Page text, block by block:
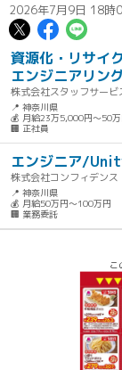
2026年7月9日 18時
この記事
この
資源化・リサイ
エンジニアリン
株式会社スタッフサービ
📍 神奈川県
💰 月給23万5,000円～50万
🏢 正社員
エンジニア/
株式会社コンフィデンス
📍 神奈川県
💰 月給50万円～100万円
🏢 業務委託
こ